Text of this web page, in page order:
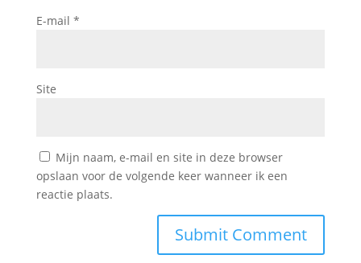
E-mail *
Site
Mijn naam, e-mail en site in deze browser
opslaan voor de volgende keer wanneer ik een
reactie plaats.